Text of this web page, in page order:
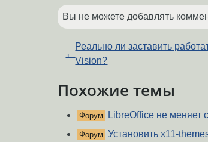
Вы не можете добавлять
←
Реально ли заставить
Vision?
Похожие темы
Форум LibreOffice не меняет
Форум Установить x11-